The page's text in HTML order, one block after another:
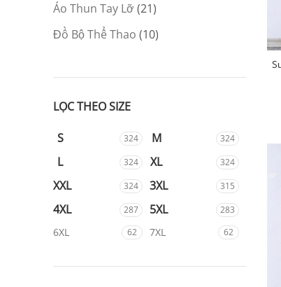
Áo Thun Tay Lỡ 21
Đồ Bộ Thể Thao 10
LỌC THEO SIZE
S 324 M 324
L 324 XL 324
XXL 324 3XL 315
4XL 287 5XL 283
6XL 62 7XL 62